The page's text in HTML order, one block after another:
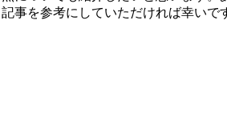
記事を参考にしていただければ幸いで